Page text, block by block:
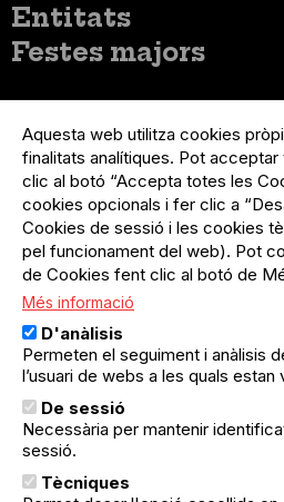
Entitats
Festes majors
del
compte
d'usuari
Menú
usuari
no
loggat
Registre
Menú
Peu
Sobre el projecte
Preguntes
Contacte
Menú
Legal
Política de privacitat
Avís legal
Política de cookies
El Quèdequè no es fa responsable
programades; en són responsables
organitzadors.
Aquesta web utilitza cookies
finalitats analítiques. Pot
clic al botó “Accepta totes les
cookies opcionals i fer clic a
Cookies de sessió i les cookies
pel funcionament del web). Pot
de Cookies fent clic al botó de
Més informació
D'anàlisis
Permeten el seguiment i anàlisis
l’usuari de webs a les quals estan
De sessió
Necessària per mantenir
sessió.
Tècniques